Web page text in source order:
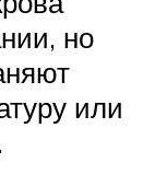
но
или